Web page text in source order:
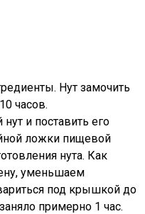
Нут замочить
часов.
и поставить его
ложки пищевой
нута. Как
уменьшаем
под крышкой до
примерно 1 час.